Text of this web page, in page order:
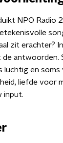
NPO Radio
zit erachter?
antwoorden.
luchtig en soms
liefde voor
input.